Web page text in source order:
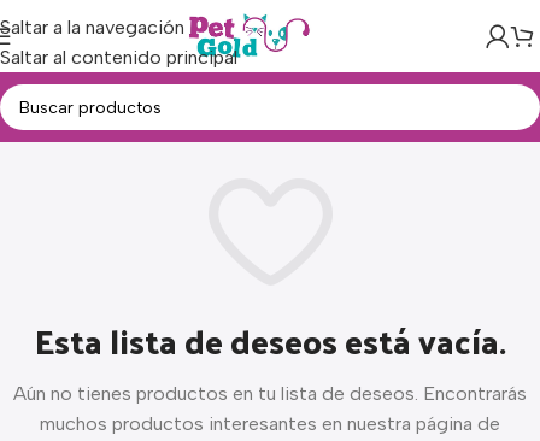
Saltar a la navegación
Saltar al contenido principal
Esta lista de deseos está vacía.
Aún no tienes productos en tu lista de deseos. Encontrarás
muchos productos interesantes en nuestra página de